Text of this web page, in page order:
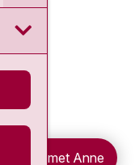
open / sluit
Chat met Anne